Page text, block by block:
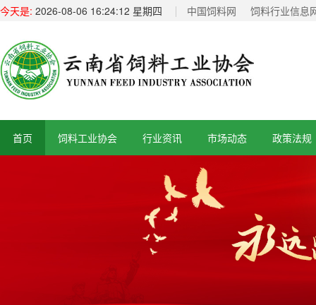
今天是: 2026-08-06 16:24:13 星期四 中国饲料网 饲料行业信息
首页 饲料工业协会 行业资讯 市场动态 政策法规